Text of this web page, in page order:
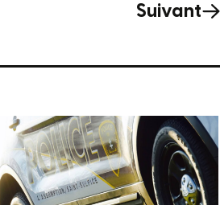
Suivant